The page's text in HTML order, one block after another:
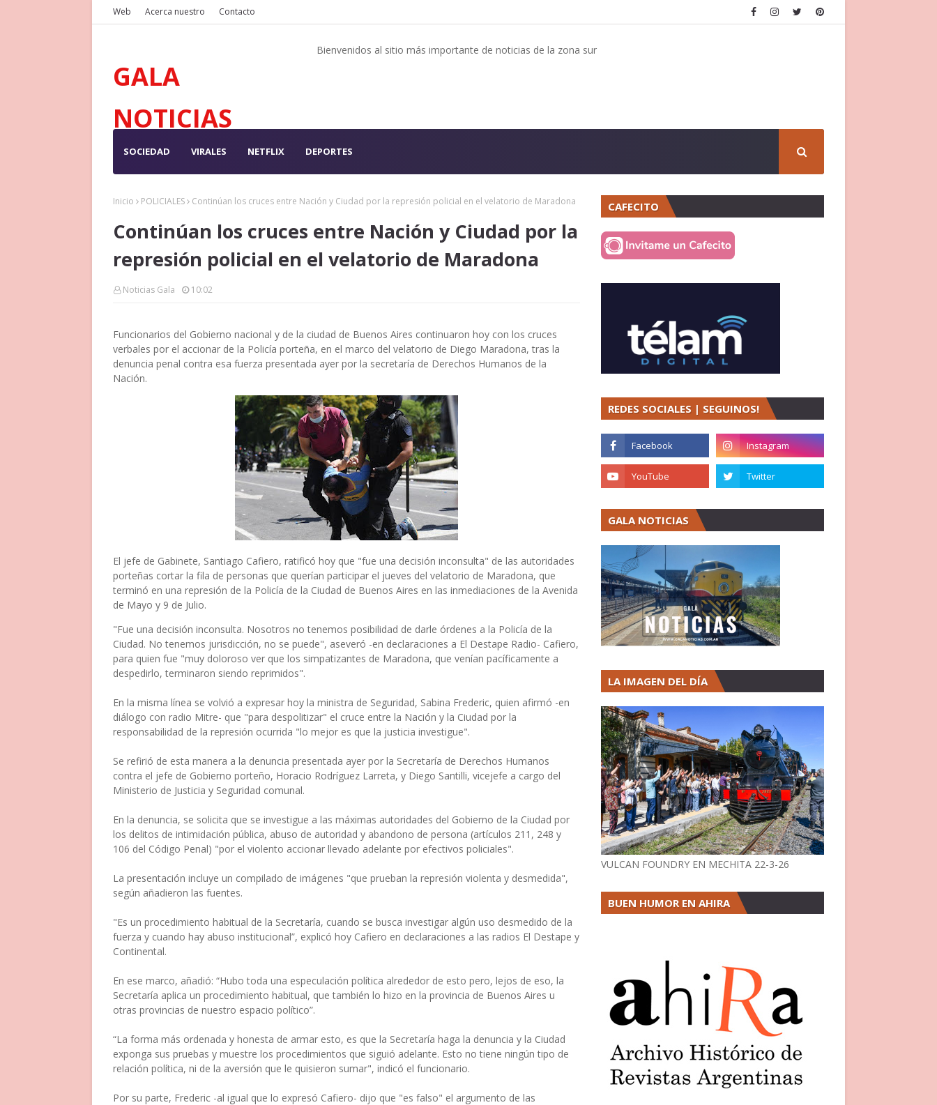
Web Acerca nuestro Contacto
GALA
NOTICIAS
Bienvenidos al sitio más importante de noticias de la zona sur
SOCIEDAD VIRALES NETFLIX DEPORTES
Inicio POLICIALES Continúan los cruces entre Nación y Ciudad por la represión policial en el velatorio de Maradona
Continúan los cruces entre Nación y Ciudad por la
represión policial en el velatorio de Maradona
Noticias Gala 10:02
Funcionarios del Gobierno nacional y de la ciudad de Buenos Aires continuaron hoy con los cruces
verbales por el accionar de la Policía porteña, en el marco del velatorio de Diego Maradona, tras la
denuncia penal contra esa fuerza presentada ayer por la secretaría de Derechos Humanos de la
Nación.
El jefe de Gabinete, Santiago Cafiero, ratificó hoy que "fue una decisión inconsulta" de las autoridades
porteñas cortar la fila de personas que querían participar el jueves del velatorio de Maradona, que
terminó en una represión de la Policía de la Ciudad de Buenos Aires en las inmediaciones de la Avenida
de Mayo y 9 de Julio.
"Fue una decisión inconsulta. Nosotros no tenemos posibilidad de darle órdenes a la Policía de la
Ciudad. No tenemos jurisdicción, no se puede", aseveró -en declaraciones a El Destape Radio- Cafiero,
para quien fue "muy doloroso ver que los simpatizantes de Maradona, que venían pacíficamente a
despedirlo, terminaron siendo reprimidos".
En la misma línea se volvió a expresar hoy la ministra de Seguridad, Sabina Frederic, quien afirmó -en
diálogo con radio Mitre- que "para despolitizar" el cruce entre la Nación y la Ciudad por la
responsabilidad de la represión ocurrida "lo mejor es que la justicia investigue".
Se refirió de esta manera a la denuncia presentada ayer por la Secretaría de Derechos Humanos
contra el jefe de Gobierno porteño, Horacio Rodríguez Larreta, y Diego Santilli, vicejefe a cargo del
Ministerio de Justicia y Seguridad comunal.
En la denuncia, se solicita que se investigue a las máximas autoridades del Gobierno de la Ciudad por
los delitos de intimidación pública, abuso de autoridad y abandono de persona (artículos 211, 248 y
106 del Código Penal) "por el violento accionar llevado adelante por efectivos policiales".
La presentación incluye un compilado de imágenes "que prueban la represión violenta y desmedida",
según añadieron las fuentes.
"Es un procedimiento habitual de la Secretaría, cuando se busca investigar algún uso desmedido de la
fuerza y cuando hay abuso institucional”, explicó hoy Cafiero en declaraciones a las radios El Destape y
Continental.
En ese marco, añadió: “Hubo toda una especulación política alrededor de esto pero, lejos de eso, la
Secretaría aplica un procedimiento habitual, que también lo hizo en la provincia de Buenos Aires u
otras provincias de nuestro espacio político”.
“La forma más ordenada y honesta de armar esto, es que la Secretaría haga la denuncia y la Ciudad
exponga sus pruebas y muestre los procedimientos que siguió adelante. Esto no tiene ningún tipo de
relación política, ni de la aversión que le quisieron sumar", indicó el funcionario.
Por su parte, Frederic -al igual que lo expresó Cafiero- dijo que "es falso" el argumento de las
CAFECITO
REDES SOCIALES | SEGUINOS!
GALA NOTICIAS
LA IMAGEN DEL DÍA
VULCAN FOUNDRY EN MECHITA 22-3-26
BUEN HUMOR EN AHIRA